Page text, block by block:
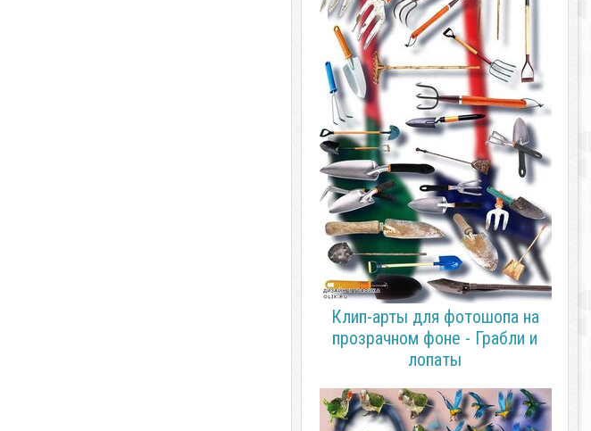
Клип-арты для фотошопа на
прозрачном фоне - Грабли и
лопаты